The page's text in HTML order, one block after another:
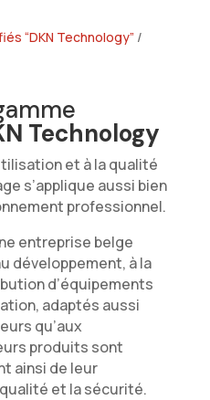
“DKN Technology” /
Technology
et à la qualité
s’applique aussi bien
professionnel.
entreprise belge
développement, à la
d’équipements
adaptés aussi
qu’aux
produits sont
ainsi de leur
et la sécurité.